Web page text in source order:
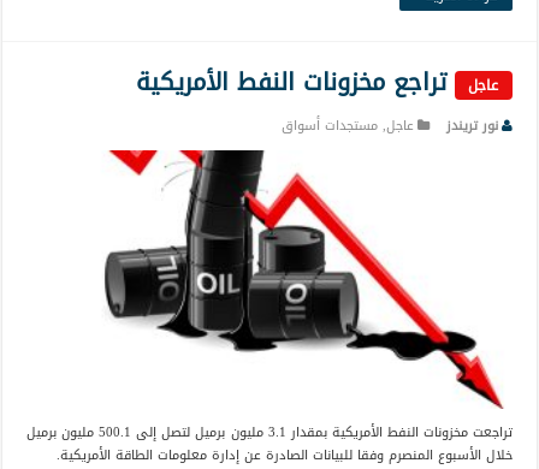
عاجل تراجع مخزونات النفط الأمريكية
نور تريندز عاجل,مستجدات أسواق
تراجعت مخزونات النفط الأمريكية بمقدار 3.1 مليون برميل لتصل إلى 500.1 مليون برميل
خلال الأسبوع المنصرم وفقا للبيانات الصادرة عن إدارة معلومات الطاقة الأمريكية.